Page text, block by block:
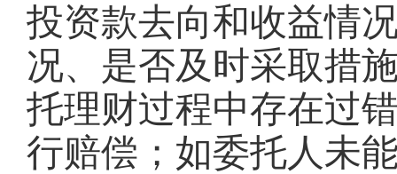
投资款去向和收益情
况、是否及时采取措
托理财过程中存在过
行赔偿；如委托人未